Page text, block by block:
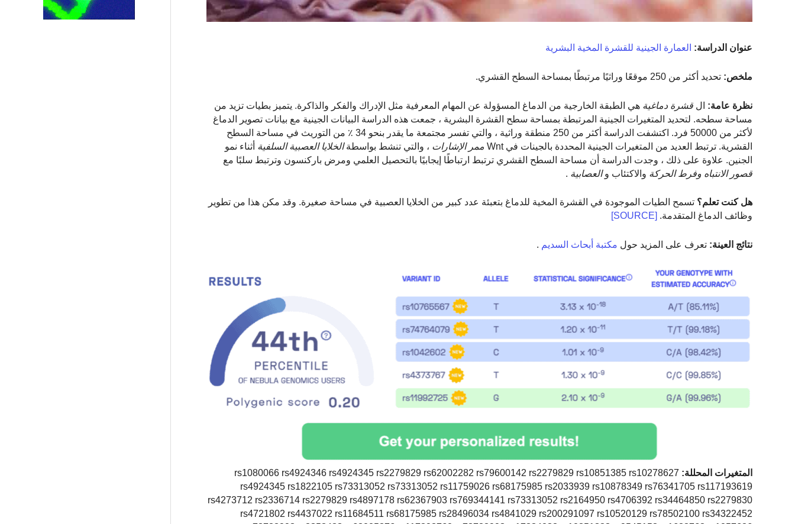
عنوان الدراسة: العمارة الجينية للقشرة المخية البشرية
ملخص: تحديد أكثر من 250 موقعًا وراثيًا مرتبطًا بمساحة السطح القشري.
نظرة عامة: ال قشرة دماغية هي الطبقة الخارجية من الدماغ المسؤولة عن المهام المعرفية مثل الإدراك والفكر والذاكرة. يتميز بطيات تزيد من
مساحة سطحه. لتحديد المتغيرات الجينية المرتبطة بمساحة سطح القشرة البشرية ، جمعت هذه الدراسة البيانات الجينية مع بيانات تصوير الدماغ
لأكثر من 50000 فرد. اكتشفت الدراسة أكثر من 250 منطقة وراثية ، والتي تفسر مجتمعة ما يقدر بنحو 34 ٪ من التوريث في مساحة السطح
القشرية. ترتبط العديد من المتغيرات الجينية المحددة بالجينات في Wnt
ممر الإشارات ، والتي تنشط بواسطةالخلايا العصبية السلفية أثناء نمو
الجنين. علاوة على ذلك ، وجدت الدراسة أن مساحة السطح القشري ترتبط ارتباطًا إيجابيًا بالتحصيل العلمي ومرض باركنسون وترتبط سلبًا مع
قصور الانتباه وفرط الحركة والاكتئاب والعصابية .
هل كنت تعلم؟ تسمح الطيات الموجودة في القشرة المخية للدماغ بتعبئة عدد كبير من الخلايا العصبية في مساحة صغيرة. وقد مكن هذا من تطوير
وظائف الدماغ المتقدمة. [SOURCE]
نتائج العينة: تعرف على المزيد حول مكتبة أبحاث السديم .
المتغيرات المحللة: rs1080066 rs4924346 rs4924345 rs2279829 rs62002282 rs79600142 rs2279829 rs10851385 rs10278627
rs4924345 rs1822105 rs73313052 rs73313052 rs11759026 rs68175985 rs2033939 rs10878349 rs76341705 rs117193619
rs4273712 rs2336714 rs2279829 rs4897178 rs62367903 rs769344141 rs73313052 rs2164950 rs4706392 rs34464850 rs2279830
rs4721802 rs4437022 rs11684511 rs68175985 rs28496034 rs4841029 rs200291097 rs10520129 rs78502100 rs34322452